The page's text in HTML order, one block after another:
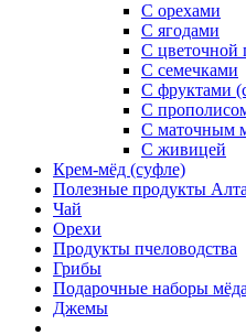
С орехами
С ягодами
С цветочной
С семечками
С фруктами
С
С маточным
С живицей
Крем-мёд (суфле)
Полезные продукты
Чай
Орехи
Продукты пчеловодства
Грибы
Подарочные наборы мёда
Джемы